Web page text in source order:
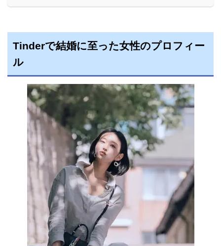
Tinderで結婚に至った女性のプロフィー
ル